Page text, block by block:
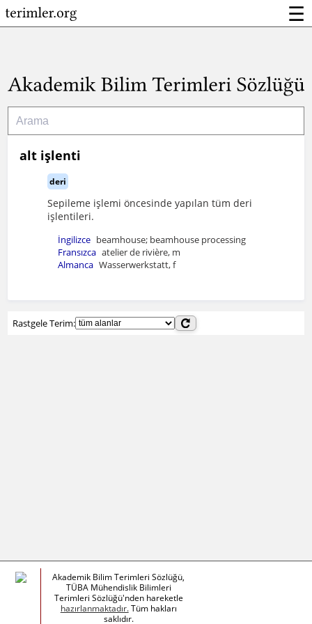
☰
alt işlenti
deri
Sepileme işlemi öncesinde yapılan tüm deri
işlentileri.
İngilizce beamhouse; beamhouse processing
Fransızca atelier de rivière, m
Almanca Wasserwerkstatt, f
Rastgele Terim:
Akademik Bilim Terimleri Sözlüğü,
TÜBA Mühendislik Bilimleri
Terimleri Sözlüğü'nden hareketle
hazırlanmaktadır.Tüm hakları
saklıdır.